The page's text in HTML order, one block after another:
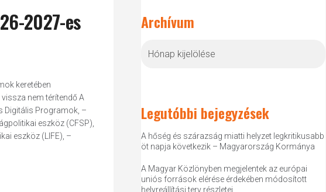
2027-es
keretében
nem térítendő A
Digitális Programok, –
eszköz (CFSP),
eszköz (LIFE), –
Archívum
Legutóbbi bejegyzések
A hőség és szárazság miatti helyzet legkritikusabb
öt napja következik – Magyarország Kormánya
A Magyar Közlönyben megjelentek az európai
uniós források elérése érdekében módosított
helyreállítási terv részletei